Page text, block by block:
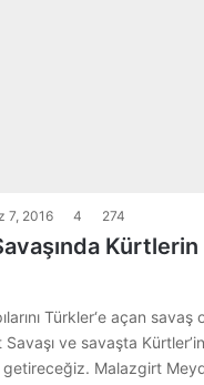
7, 2016 4 274
Kürtlerin
Türkler‘e açan savaş
ve savaşta
getireceğiz. Malazgirt